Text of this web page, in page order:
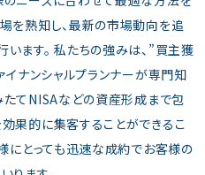
を熟知し、最新の市場動向を追
ます。 私たちの強みは、”買主獲
イナンシャルプランナーが専門知
てNISAなどの資産形成まで包
果的に集客することができるこ
にとっても迅速な成約でお客様の